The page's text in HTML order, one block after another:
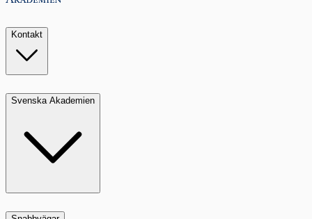
Kontakt
Svenska Akademien